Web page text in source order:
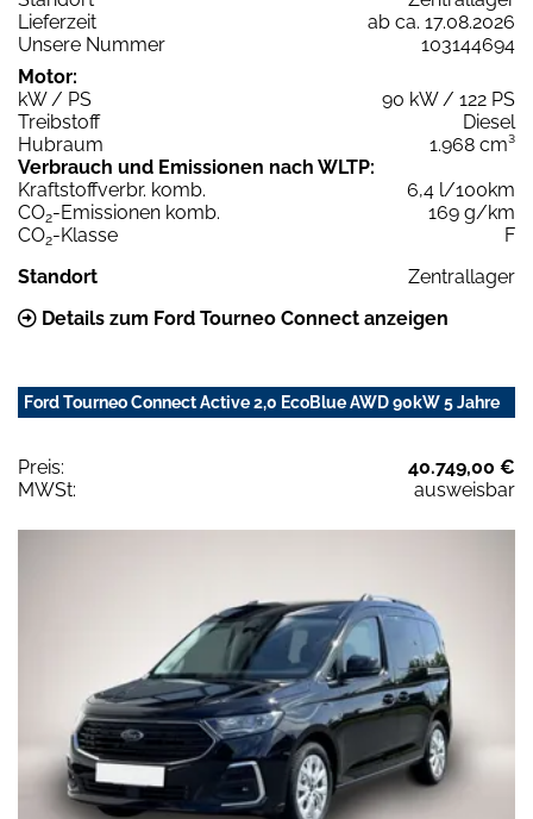
Lieferzeit
ab ca. 17.08.2026
Unsere Nummer
103144694
Motor:
kW / PS
90 kW / 122 PS
Treibstoff
Diesel
Hubraum
1.968 cm³
Verbrauch und Emissionen nach WLTP:
Kraftstoffverbr. komb.
6,4 l/100km
CO2-Emissionen komb.
169 g/km
CO2-Klasse
F
Standort
Zentrallager
Details zum Ford Tourneo Connect anzeigen
Ford Tourneo Connect Active 2,0 EcoBlue AWD 90kW 5 Jahre
Preis:
40.749,00 €
MWSt:
ausweisbar